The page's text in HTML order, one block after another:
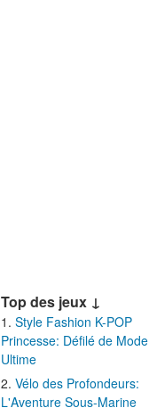
Top des jeux ↓
Style Fashion K-POP
Princesse: Défilé de Mode
Ultime
Vélo des Profondeurs:
L'Aventure Sous-Marine